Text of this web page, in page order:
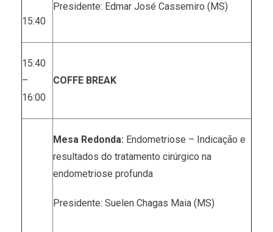
15:40
Presidente: Edmar José Cassemiro (MS)
15:40
–
16:00
COFFE BREAK
Mesa Redonda: Endometriose – Indicação e
resultados do tratamento cirúrgico na
endometriose profunda
Presidente: Suelen Chagas Maia (MS)